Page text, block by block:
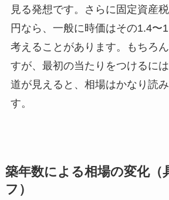
見る発想です。さらに固定資産
円なら、一般に時価はその1.4〜
考えることがあります。もちろ
すが、最初の当たりをつけるに
道が見えると、相場はかなり読
す。
築年数による相場の変化（
フ）